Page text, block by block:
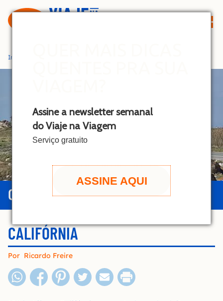
Assine a newsletter semanal
do Viaje na Viagem
Serviço gratuito
ASSINE AQUI
e
n
t
Início
GUIA DA CALIFÓRNIA
CALIFÓRNIA
Por Ricardo Freire